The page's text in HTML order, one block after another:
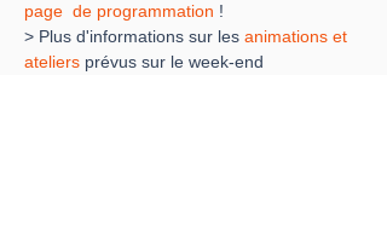
page  de programmation !
> Plus d'informations sur les animations et
ateliers prévus sur le week-end